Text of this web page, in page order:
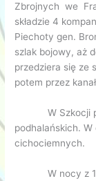
Zbrojnych we
składzie 4
Piechoty gen.
szlak bojowy, aż
przedziera się ze
potem przez
W Szkocji
podhalańskich.
cichociemnych.
W nocy z 1 na